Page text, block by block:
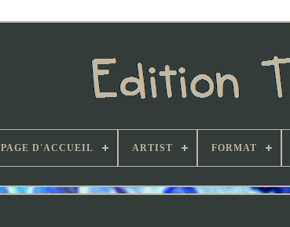
PAGE D'ACCUEIL ARTIST FORMAT